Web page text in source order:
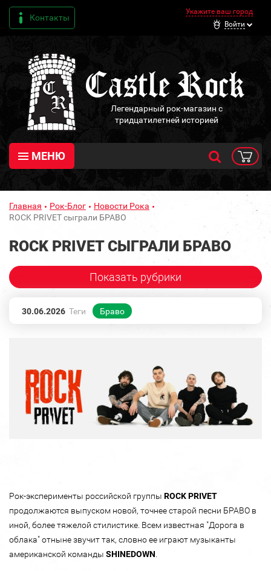
Контакты
Укажите ваш город
Войти
Легендарный рок-магазин с
тридцатилетней историей
МЕНЮ
Главная Рок-Блог
Новости Рока
ROCK PRIVET сыграли БРАВО
ROCK PRIVET СЫГРАЛИ БРАВО
Показать рубрики
30.06.2026 Теги Браво
Рок-эксперименты российской группы ROCK PRIVET
продолжаются выпуском новой, точнее старой песни БРАВО в
иной, более тяжелой стилистике. Всем известная "Дорога в
облака" отныне звучит так, словно ее играют музыканты
американской команды SHINEDOWN